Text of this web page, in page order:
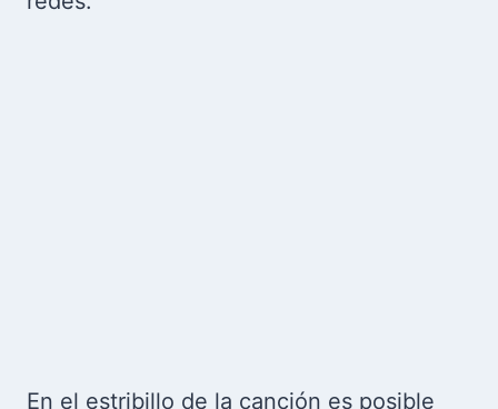
En el estribillo de la canción es posible